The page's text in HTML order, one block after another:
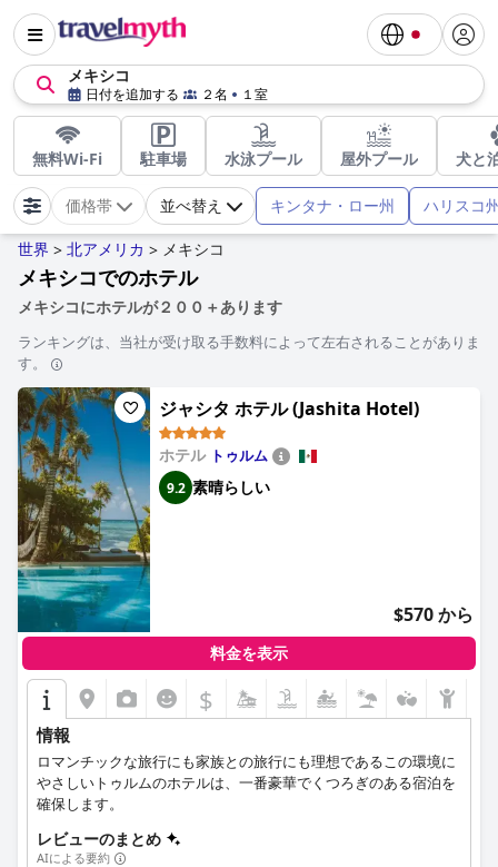
メキシコ
日付を追加する ２名 １室
無料Wi-Fi 駐車場 水泳プール 屋外プール 犬と
価格帯 並べ替え キンタナ・ロー州 ハリスコ
世界 > 北アメリカ > メキシコ
メキシコでのホテル
メキシコにホテルが２００＋あります
ランキングは、当社が受け取る手数料によって左右されることがありま
す。
ジャシタ ホテル (Jashita Hotel)
ホテル トゥルム
9.2 素晴らしい
$570 から
料金を表示
$
情報
ロマンチックな旅行にも家族との旅行にも理想であるこの環境に
やさしいトゥルムのホテルは、一番豪華でくつろぎのある宿泊を
確保します。
レビューのまとめ
AIによる要約